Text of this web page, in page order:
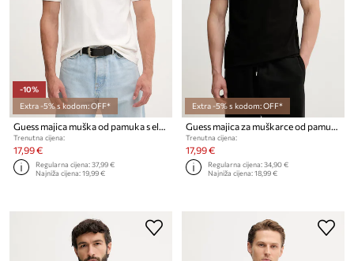
-10%
Extra -5% s kodom: OFF*
Guess majica muška od pamuka s elastanom JANNICK
Trenutna cijena:
17,99 €
Regularna cijena:37,99 €
Najniža cijena:19,99 €
Extra -5% s kodom: OFF*
Guess majica za muškarce od pamuka s elastanom JANNICK
Trenutna cijena:
17,99 €
Regularna cijena:34,90 €
Najniža cijena:18,99 €